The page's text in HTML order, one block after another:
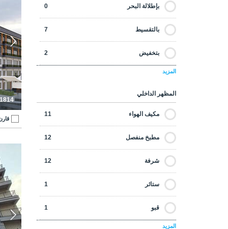
بإطلالة البحر 0
بالتقسيط 7
بتخفيض 2
المزيد
المظهر الداخلي
مكيف الهواء 11
مطبخ منفصل 12
شرفة 12
ستائر 1
قبو 1
المزيد
شقق